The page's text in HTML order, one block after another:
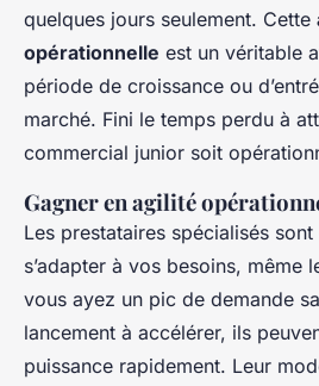
quelques jours seulement. Cette
opérationnelle est un véritable
période de croissance ou
marché. Fini le temps perdu à
commercial junior soit
Gagner en agilité
Les prestataires spécialisés
s’adapter à vos besoins, même
vous ayez un pic de demande
lancement à accélérer, ils
puissance rapidement. Leur